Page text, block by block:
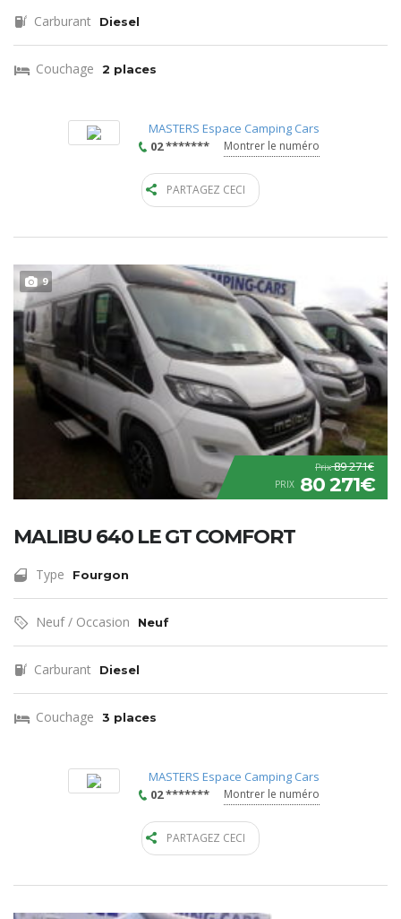
Carburant Diesel
Couchage 2 places
MASTERS Espace Camping Cars
02 *******
Montrer le numéro
PARTAGEZ CECI
9
Prix89 271€
PRIX 80 271€
MALIBU 640 LE GT COMFORT
Type Fourgon
Neuf / Occasion Neuf
Carburant Diesel
Couchage 3 places
MASTERS Espace Camping Cars
02 *******
Montrer le numéro
PARTAGEZ CECI